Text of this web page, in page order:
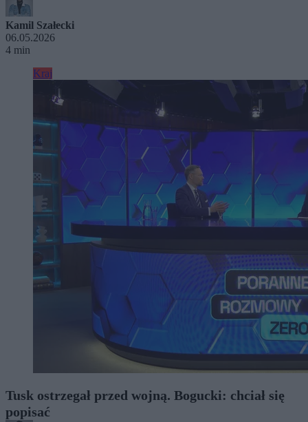
Kamil Szałecki
06.05.2026
4 min
Kraj
Tusk ostrzegał przed wojną. Bogucki: chciał się
popisać